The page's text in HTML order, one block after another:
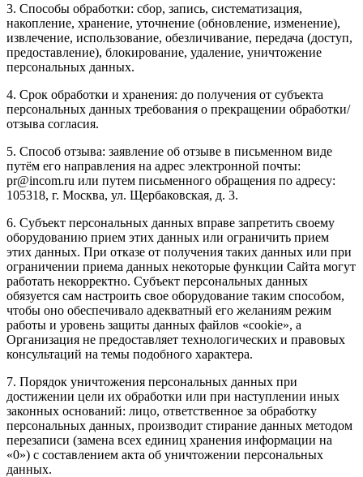
3. Способы обработки: сбор, запись, систематизация,
накопление, хранение, уточнение (обновление, изменение),
извлечение, использование, обезличивание, передача (доступ,
предоставление), блокирование, удаление, уничтожение
персональных данных.
4. Срок обработки и хранения: до получения от субъекта
персональных данных требования о прекращении обработки/
отзыва согласия.
5. Способ отзыва: заявление об отзыве в письменном виде
путём его направления на адрес электронной почты:
pr@incom.ru или путем письменного обращения по адресу:
105318, г. Москва, ул. Щербаковская, д. 3.
6. Субъект персональных данных вправе запретить своему
оборудованию прием этих данных или ограничить прием
этих данных. При отказе от получения таких данных или при
ограничении приема данных некоторые функции Сайта могут
работать некорректно. Субъект персональных данных
обязуется сам настроить свое оборудование таким способом,
чтобы оно обеспечивало адекватный его желаниям режим
работы и уровень защиты данных файлов «cookie», а
Организация не предоставляет технологических и правовых
консультаций на темы подобного характера.
7. Порядок уничтожения персональных данных при
достижении цели их обработки или при наступлении иных
законных оснований: лицо, ответственное за обработку
персональных данных, производит стирание данных методом
перезаписи (замена всех единиц хранения информации на
«0») с составлением акта об уничтожении персональных
данных.